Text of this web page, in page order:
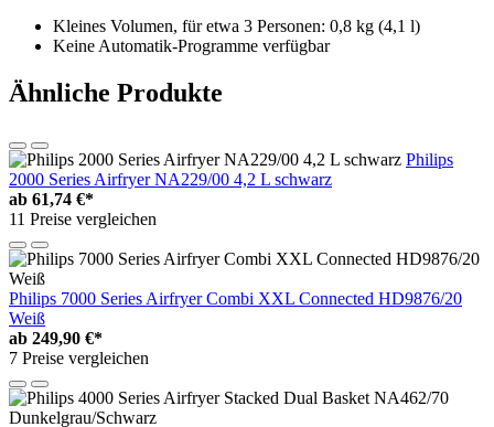
Kleines Volumen, für etwa 3 Personen: 0,8 kg (4,1 l)
Keine Automatik-Programme verfügbar
Ähnliche Produkte
Philips
2000 Series Airfryer NA229/00 4,2 L schwarz
ab 61,74 €*
11 Preise vergleichen
Philips 7000 Series Airfryer Combi XXL Connected HD9876/20
Weiß
ab 249,90 €*
7 Preise vergleichen